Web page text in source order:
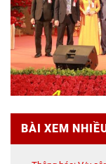
BÀI XEM